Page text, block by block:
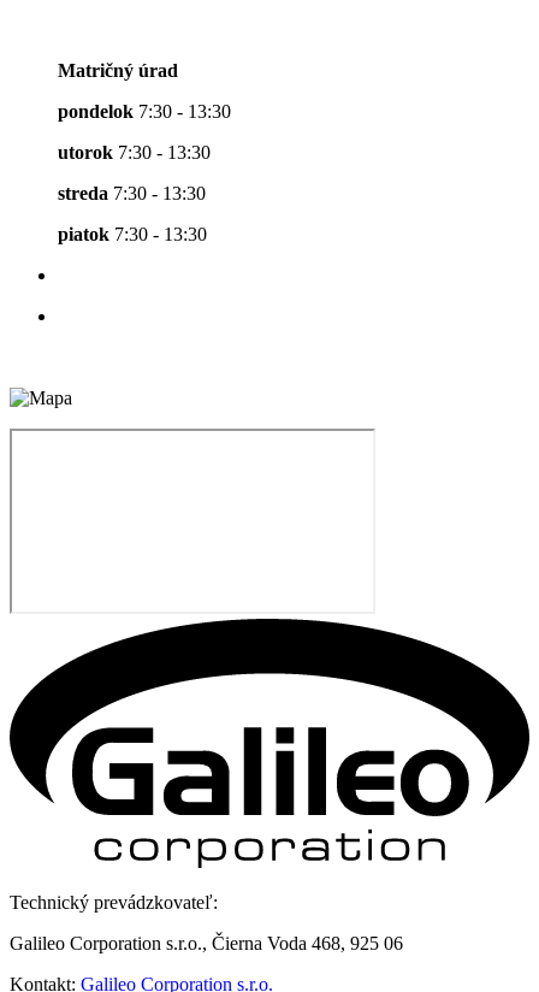
Matričný úrad
pondelok 7:30 - 13:30
utorok 7:30 - 13:30
streda 7:30 - 13:30
piatok 7:30 - 13:30
Technický prevádzkovateľ:
Galileo Corporation s.r.o., Čierna Voda 468, 925 06
Kontakt: Galileo Corporation s.r.o.